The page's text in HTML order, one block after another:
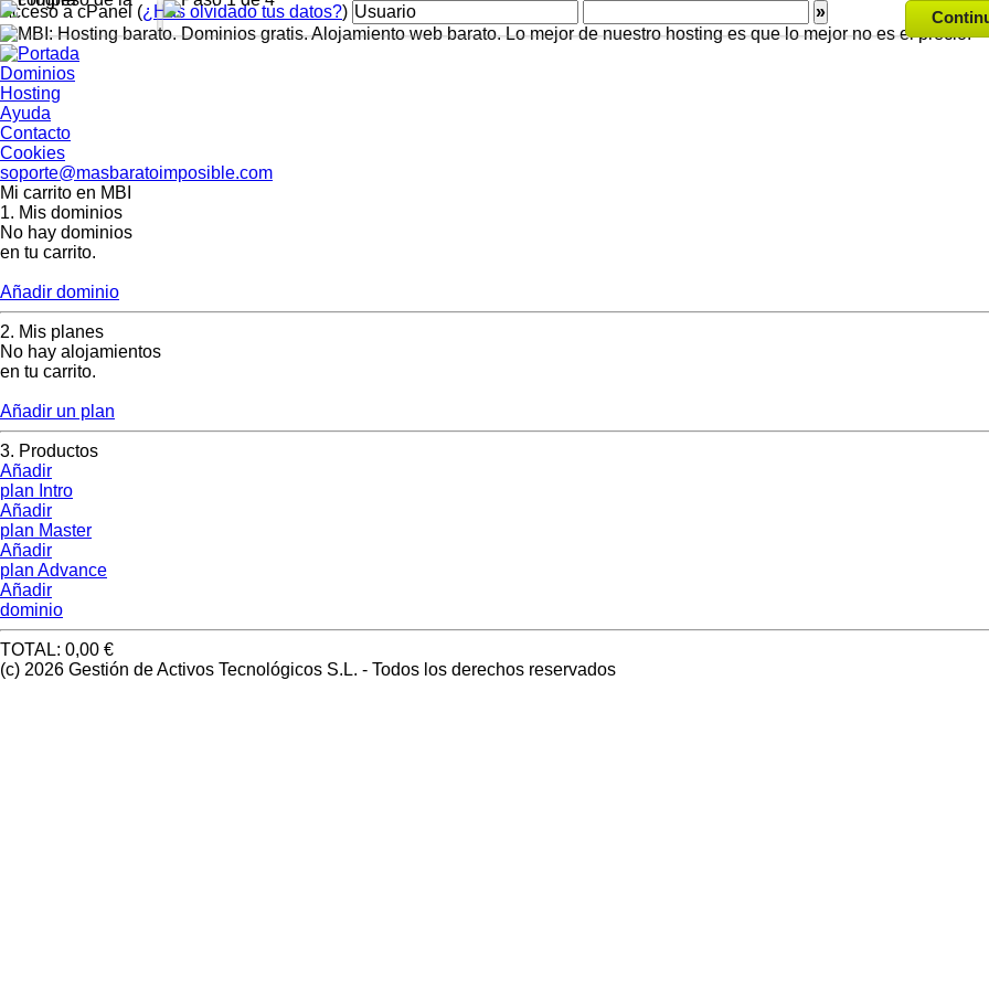
Acceso a cPanel (¿Has olvidado tus datos?) »
Dominios
Hosting
Ayuda
Contacto
Cookies
soporte@masbaratoimposible.com
Mi carrito en MBI
1. Mis dominios
No hay dominios
en tu carrito.
Añadir dominio
2. Mis planes
No hay alojamientos
en tu carrito.
Añadir un plan
3. Productos
Añadir
plan Intro
Añadir
plan Master
Añadir
plan Advance
Añadir
dominio
TOTAL: 0,00 €
(c) 2026 Gestión de Activos Tecnológicos S.L. - Todos los derechos reservados